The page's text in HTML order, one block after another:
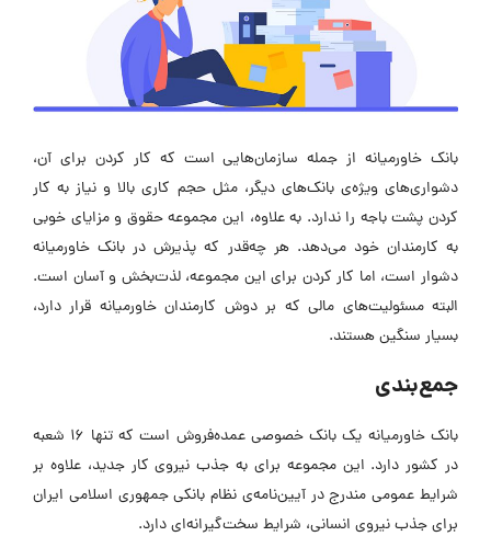
بانک خاورمیانه از جمله سازمان‌هایی است که کار کردن برای آن،
دشواری‌های ویژه‌ی بانک‌های دیگر، مثل حجم کاری بالا و نیاز به کار
کردن پشت باجه را ندارد. به علاوه، این مجموعه حقوق و مزایای خوبی
به کارمندان خود می‌دهد. هر چه‌قدر که پذیرش در بانک خاورمیانه
دشوار است، اما کار کردن برای این مجموعه، لذت‌بخش و آسان است.
البته مسئولیت‌های مالی که بر دوش کارمندان خاورمیانه قرار دارد،
بسیار سنگین هستند.
جمع‌بندی
بانک خاورمیانه یک بانک خصوصی عمده‌فروش است که تنها ۱۶ شعبه
در کشور دارد. این مجموعه برای به جذب نیروی کار جدید، علاوه بر
شرایط عمومی مندرج در آیین‌نامه‌ی نظام بانکی جمهوری اسلامی ایران
برای جذب نیروی انسانی، شرایط سخت‌گیرانه‌ای دارد.